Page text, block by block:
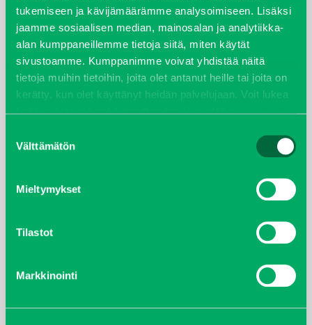
tukemiseen ja kävijämäärämme analysoimiseen. Lisäksi
jaamme sosiaalisen median, mainosalan ja analytiikka-
alan kumppaneillemme tietoja siitä, miten käytät
sivustoamme. Kumppanimme voivat yhdistää näitä
tietoja muihin tietoihin, joita olet antanut heille tai joita on
kerätty, kun olet käyttänyt heidän palvelujaan. Voit lukea
lisää evästeistä sekä muuttaa hyväksyntääsievästeet
valinta
Välttämätön
Mieltymykset
Tilastot
Markkinointi
syyskuu 2023
joulukuu 2022
huhtikuu 2022
helmikuu 2022
joulukuu 2021
lokakuu 2021